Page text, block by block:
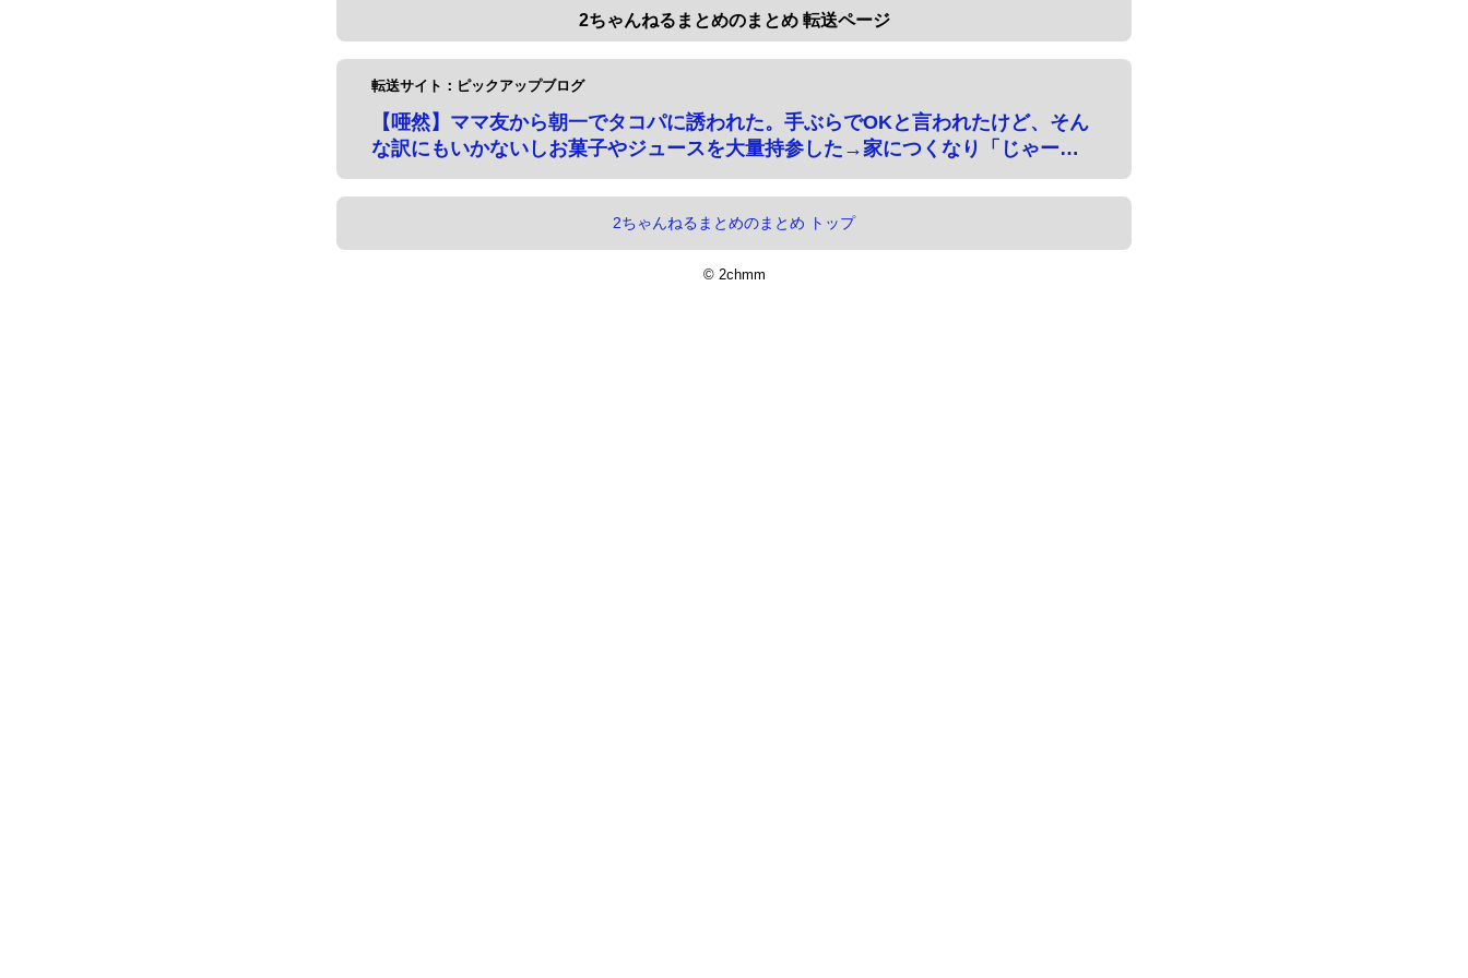
2ちゃんねるまとめのまとめ 転送ページ
転送サイト：ピックアップブログ
【唖然】ママ友から朝一でタコパに誘われた。手ぶらでOKと言われたけど、そん
な訳にもいかないしお菓子やジュースを大量持参した→家につくなり「じゃー…
2ちゃんねるまとめのまとめ トップ
© 2chmm